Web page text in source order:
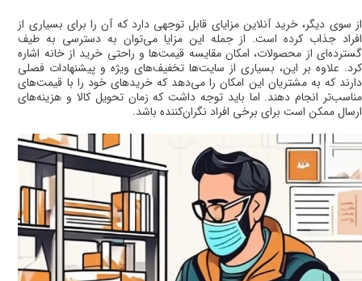
از سوی دیگر، خرید آنلاین مزایای قابل توجهی دارد که آن را برای بسیاری از
افراد جذاب کرده است. از جمله این مزایا می‌توان به دسترسی به طیف
گسترده‌ای از محصولات، امکان مقایسه قیمت‌ها و راحتی خرید از خانه اشاره
کرد. علاوه بر این، بسیاری از سایت‌ها تخفیف‌های ویژه و پیشنهادات فصلی
دارند که به مشتریان این امکان را می‌دهد که خریدهای خود را با قیمت‌های
مناسب‌تر انجام دهند. اما باید توجه داشت که زمان تحویل کالا و هزینه‌های
ارسال ممکن است برای برخی افراد نگران‌کننده باشد.